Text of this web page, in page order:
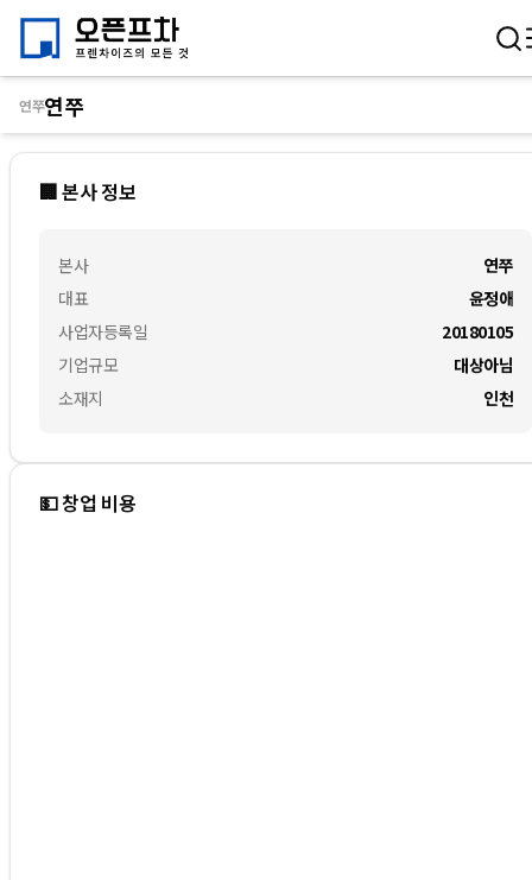
🏢 본사 정보
본사
대표
사업자등록일
기업규모
소재지
연쭈
윤정애
20180105
대상아님
인천
연쭈연쭈
💵 창업 비용